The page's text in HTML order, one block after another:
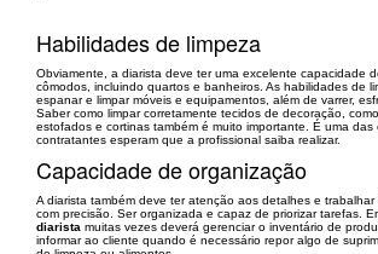
Habilidades de limpeza
Obviamente, a diarista deve ter uma excelente capacidade
cômodos, incluindo quartos e banheiros. As habilidades de
espanar e limpar móveis e equipamentos, além de varrer,
Saber como limpar corretamente tecidos de decoração,
estofados e cortinas também é muito importante. É uma das
contratantes esperam que a profissional saiba realizar.
Capacidade de organização
A diarista também deve ter atenção aos detalhes e
com precisão. Ser organizada e capaz de priorizar tarefas.
diarista muitas vezes deverá gerenciar o inventário de
informar ao cliente quando é necessário repor algo de